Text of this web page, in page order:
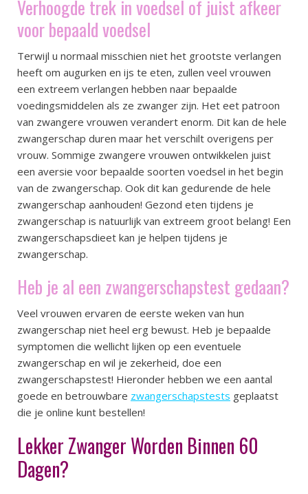
Verhoogde trek in voedsel of juist afkeer
voor bepaald voedsel
Terwijl u normaal misschien niet het grootste verlangen
heeft om augurken en ijs te eten, zullen veel vrouwen
een extreem verlangen hebben naar bepaalde
voedingsmiddelen als ze zwanger zijn. Het eet patroon
van zwangere vrouwen verandert enorm. Dit kan de hele
zwangerschap duren maar het verschilt overigens per
vrouw. Sommige zwangere vrouwen ontwikkelen juist
een aversie voor bepaalde soorten voedsel in het begin
van de zwangerschap. Ook dit kan gedurende de hele
zwangerschap aanhouden! Gezond eten tijdens je
zwangerschap is natuurlijk van extreem groot belang! Een
zwangerschapsdieet kan je helpen tijdens je
zwangerschap.
Heb je al een zwangerschapstest gedaan?
Veel vrouwen ervaren de eerste weken van hun
zwangerschap niet heel erg bewust. Heb je bepaalde
symptomen die wellicht lijken op een eventuele
zwangerschap en wil je zekerheid, doe een
zwangerschapstest! Hieronder hebben we een aantal
goede en betrouwbare zwangerschapstests geplaatst
die je online kunt bestellen!
Lekker Zwanger Worden Binnen 60
Dagen?